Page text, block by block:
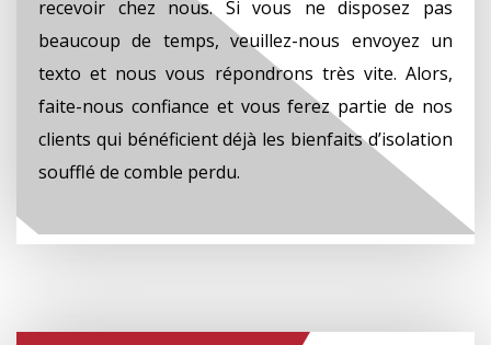
recevoir chez nous. Si vous ne disposez pas
beaucoup de temps, veuillez-nous envoyez un
texto et nous vous répondrons très vite. Alors,
faite-nous confiance et vous ferez partie de nos
clients qui bénéficient déjà les bienfaits d’isolation
soufflé de comble perdu.